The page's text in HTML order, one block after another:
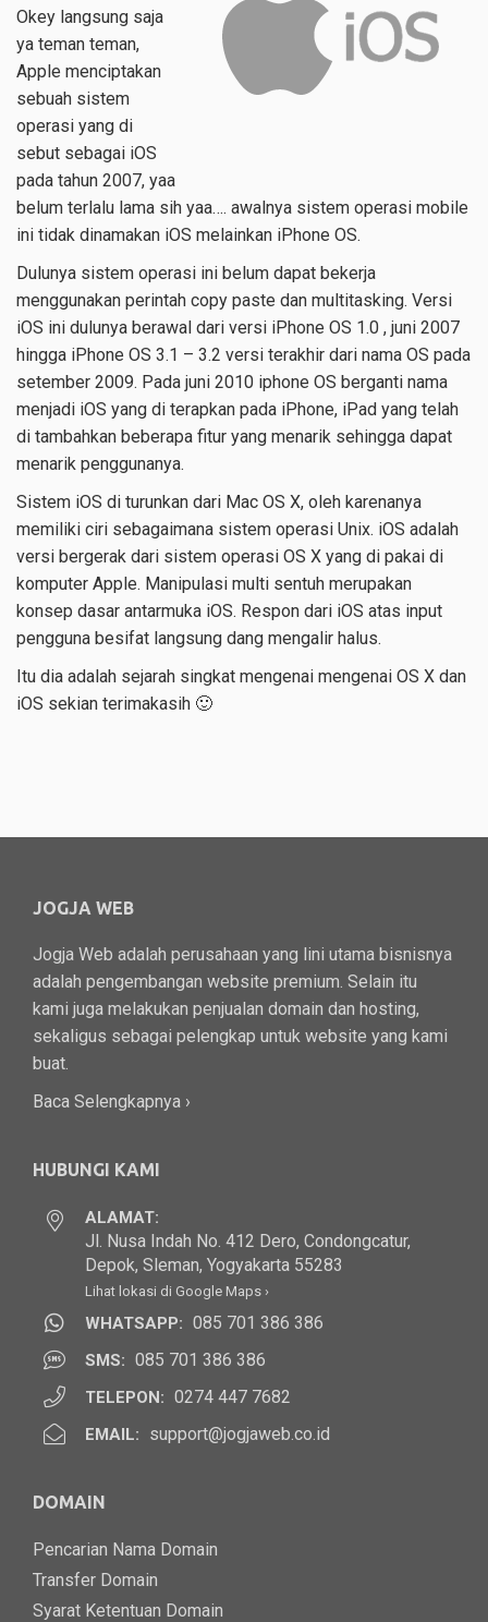
Okey langsung saja
ya teman teman,
Apple menciptakan
sebuah sistem
operasi yang di
sebut sebagai iOS
pada tahun 2007, yaa
belum terlalu lama sih yaa…. awalnya sistem operasi mobile
ini tidak dinamakan iOS melainkan iPhone OS.
Dulunya sistem operasi ini belum dapat bekerja
menggunakan perintah copy paste dan multitasking. Versi
iOS ini dulunya berawal dari versi iPhone OS 1.0 , juni 2007
hingga iPhone OS 3.1 – 3.2 versi terakhir dari nama OS pada
setember 2009. Pada juni 2010 iphone OS berganti nama
menjadi iOS yang di terapkan pada iPhone, iPad yang telah
di tambahkan beberapa fitur yang menarik sehingga dapat
menarik penggunanya.
Sistem iOS di turunkan dari Mac OS X, oleh karenanya
memiliki ciri sebagaimana sistem operasi Unix. iOS adalah
versi bergerak dari sistem operasi OS X yang di pakai di
komputer Apple. Manipulasi multi sentuh merupakan
konsep dasar antarmuka iOS. Respon dari iOS atas input
pengguna besifat langsung dang mengalir halus.
Itu dia adalah sejarah singkat mengenai mengenai OS X dan
iOS sekian terimakasih 🙂
JOGJA WEB
Jogja Web adalah perusahaan yang lini utama bisnisnya
adalah pengembangan website premium. Selain itu
kami juga melakukan penjualan domain dan hosting,
sekaligus sebagai pelengkap untuk website yang kami
buat.
Baca Selengkapnya ›
HUBUNGI KAMI
ALAMAT:
Jl. Nusa Indah No. 412 Dero, Condongcatur,
Depok, Sleman, Yogyakarta 55283
Lihat lokasi di Google Maps ›
WHATSAPP: 085 701 386 386
SMS: 085 701 386 386
TELEPON: 0274 447 7682
EMAIL: support@jogjaweb.co.id
DOMAIN
Pencarian Nama Domain
Transfer Domain
Syarat Ketentuan Domain